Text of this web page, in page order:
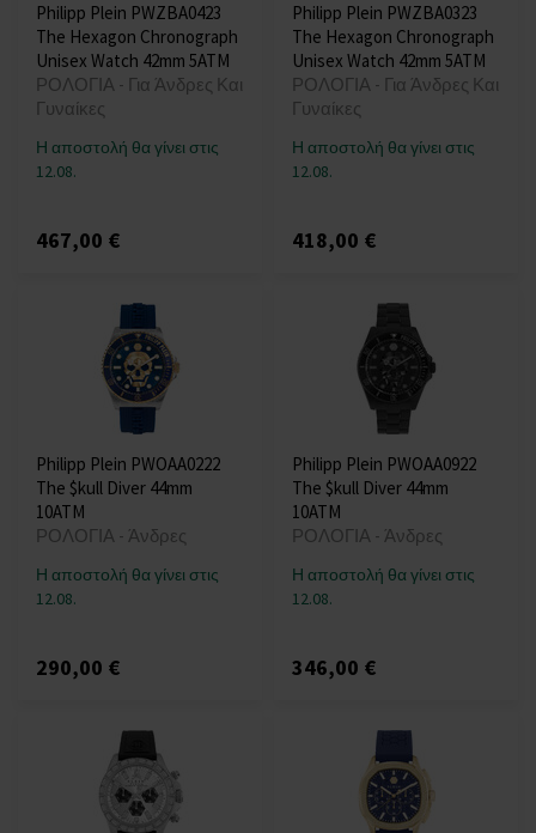
Philipp Plein PWZBA0423
The Hexagon Chronograph
Unisex Watch 42mm 5ATM
ΡΟΛΟΓΙΑ - Για Άνδρες Και
Γυναίκες
Η αποστολή θα γίνει στις
12.08.
467,00 €
Philipp Plein PWZBA0323
The Hexagon Chronograph
Unisex Watch 42mm 5ATM
ΡΟΛΟΓΙΑ - Για Άνδρες Και
Γυναίκες
Η αποστολή θα γίνει στις
12.08.
418,00 €
Philipp Plein PWOAA0222
The $kull Diver 44mm
10ATM
ΡΟΛΟΓΙΑ - Άνδρες
Η αποστολή θα γίνει στις
12.08.
290,00 €
Philipp Plein PWOAA0922
The $kull Diver 44mm
10ATM
ΡΟΛΟΓΙΑ - Άνδρες
Η αποστολή θα γίνει στις
12.08.
346,00 €